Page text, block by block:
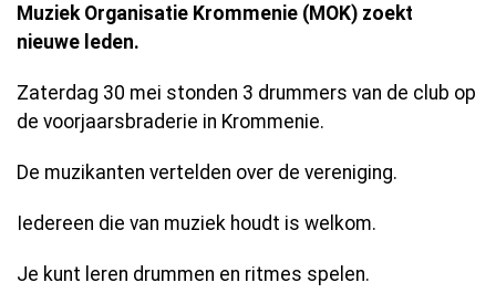
Muziek Organisatie Krommenie (MOK) zoekt
nieuwe leden.
Zaterdag 30 mei stonden 3 drummers van de club op
de voorjaarsbraderie in Krommenie.
De muzikanten vertelden over de vereniging.
Iedereen die van muziek houdt is welkom.
Je kunt leren drummen en ritmes spelen.